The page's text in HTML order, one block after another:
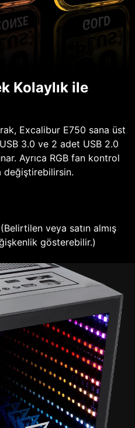
Kolaylık ile
Excalibur E750 sana üst
3.0 ve 2 adet USB 2.0
Ayrıca RGB fan kontrol
değiştirebilirsin.
veya satın almış
gösterebilir.)